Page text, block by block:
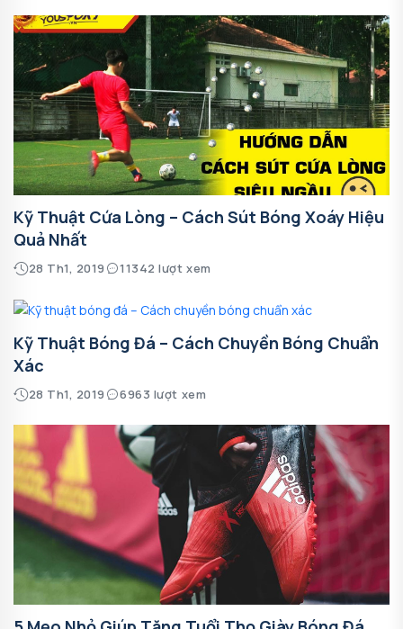
Kỹ Thuật Cứa Lòng – Cách Sút Bóng Xoáy Hiệu
Quả Nhất
28 Th1, 2019 11342 lượt xem
Kỹ Thuật Bóng Đá – Cách Chuyền Bóng Chuẩn
Xác
28 Th1, 2019 6963 lượt xem